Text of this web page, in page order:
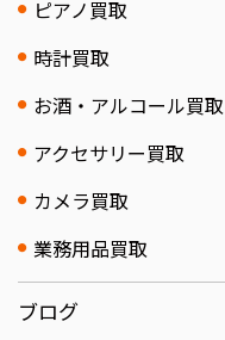
ピアノ買取
時計買取
お酒・アルコール買取
アクセサリー買取
カメラ買取
業務用品買取
ブログ